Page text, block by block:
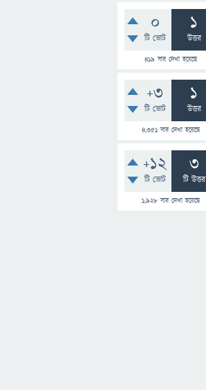
0
টি ভোট
1
উত্তর
419 বার দেখা হয়েছে
+3
টি ভোট
1
উত্তর
4,351বার দেখা হয়েছে
+12
টি ভোট
3
টি উত্তর
1,928বার দেখা হয়েছে